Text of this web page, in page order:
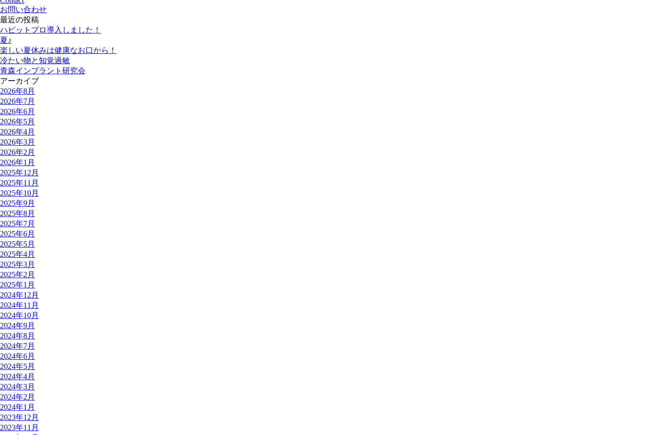
お問い合わせ
最近の投稿
ハビットプロ導入しました！
夏♪
楽しい夏休みは健康なお口から！
冷たい物と知覚過敏
青森インプラント研究会
アーカイブ
2026年8月
2026年7月
2026年6月
2026年5月
2026年4月
2026年3月
2026年2月
2026年1月
2025年12月
2025年11月
2025年10月
2025年9月
2025年8月
2025年7月
2025年6月
2025年5月
2025年4月
2025年3月
2025年2月
2025年1月
2024年12月
2024年11月
2024年10月
2024年9月
2024年8月
2024年7月
2024年6月
2024年5月
2024年4月
2024年3月
2024年2月
2024年1月
2023年12月
2023年11月